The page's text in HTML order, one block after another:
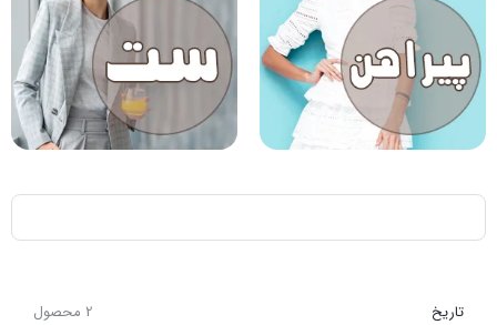
2 محصول تاریخ